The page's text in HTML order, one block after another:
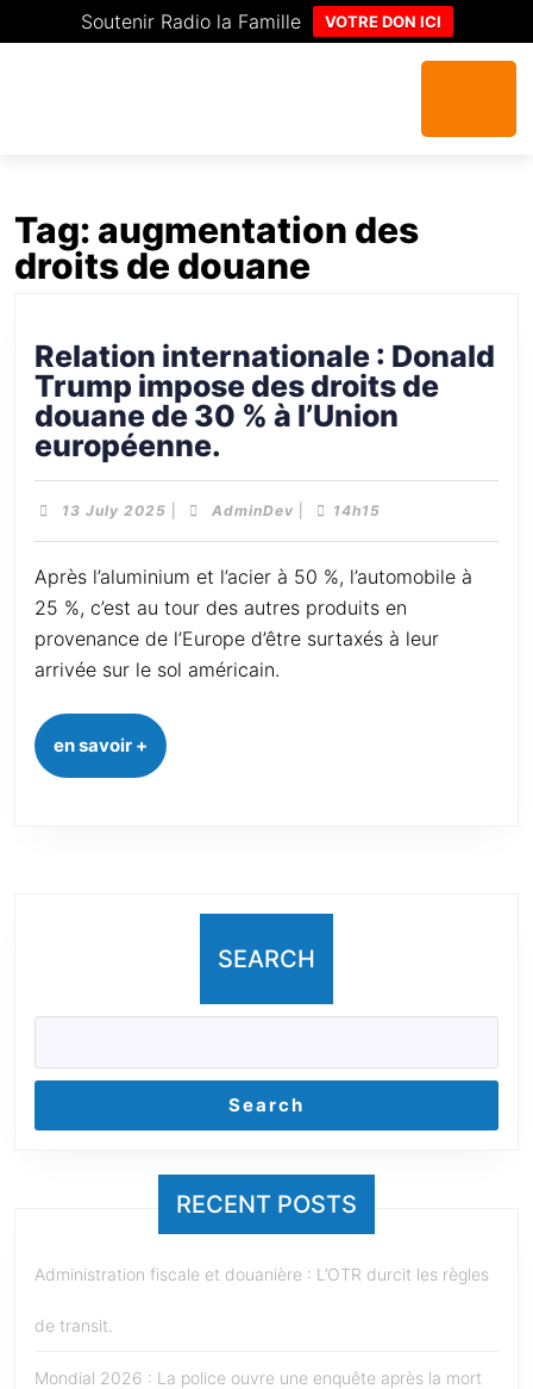
Soutenir Radio la Famille VOTRE DON ICI
Tag: augmentation des
droits de douane
Relation internationale : Donald
Trump impose des droits de
douane de 30 % à l’Union
européenne.
13 July 2025 AdminDev 14h15
Après l’aluminium et l’acier à 50 %, l’automobile à
25 %, c’est au tour des autres produits en
provenance de l’Europe d’être surtaxés à leur
arrivée sur le sol américain.
en savoir +
SEARCH
Search
RECENT POSTS
Administration fiscale et douanière : L’OTR durcit les règles
de transit.
Mondial 2026 : La police ouvre une enquête après la mort